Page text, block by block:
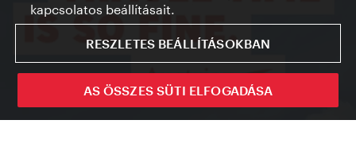
kapcsolatos beállításait.
RESZLETES BEÁLLÍTÁSOKBAN
AS ÖSSZES SÜTI ELFOGADÁSA